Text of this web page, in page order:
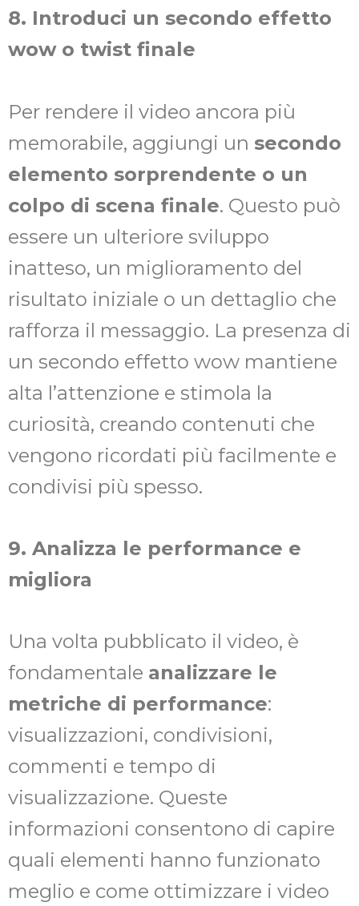
8. Introduci un secondo effetto
wow o twist finale
Per rendere il video ancora più
memorabile, aggiungi un secondo
elemento sorprendente o un
colpo di scena finale. Questo può
essere un ulteriore sviluppo
inatteso, un miglioramento del
risultato iniziale o un dettaglio che
rafforza il messaggio. La presenza di
un secondo effetto wow mantiene
alta l’attenzione e stimola la
curiosità, creando contenuti che
vengono ricordati più facilmente e
condivisi più spesso.
9. Analizza le performance e
migliora
Una volta pubblicato il video, è
fondamentale analizzare le
metriche di performance:
visualizzazioni, condivisioni,
commenti e tempo di
visualizzazione. Queste
informazioni consentono di capire
quali elementi hanno funzionato
meglio e come ottimizzare i video